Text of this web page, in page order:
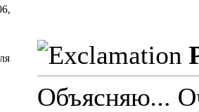
Объясняю...